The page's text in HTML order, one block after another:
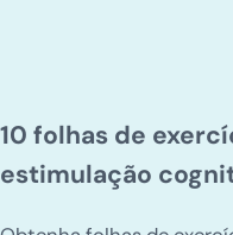
10 folhas de
estimulação